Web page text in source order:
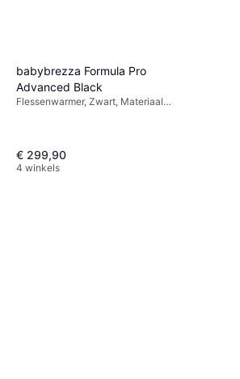
babybrezza Formula Pro
Advanced Black
Flessenwarmer, Zwart, Materiaal:
€ 299,90
4 winkels